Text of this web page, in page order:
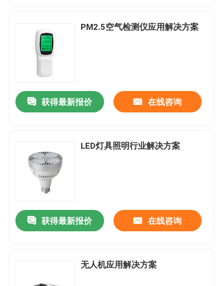
PM2.5空气检测仪应用解决方案
获得最新报价 在线咨询
LED灯具照明行业解决方案
获得最新报价 在线咨询
无人机应用解决方案